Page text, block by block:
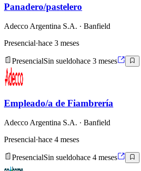
Panadero/pastelero
Adecco Argentina S.A. · Banfield
Presencial·hace 3 meses
PresencialSin sueldohace 3 meses
Empleado/a de Fiambrería
Adecco Argentina S.A. · Banfield
Presencial·hace 4 meses
PresencialSin sueldohace 4 meses